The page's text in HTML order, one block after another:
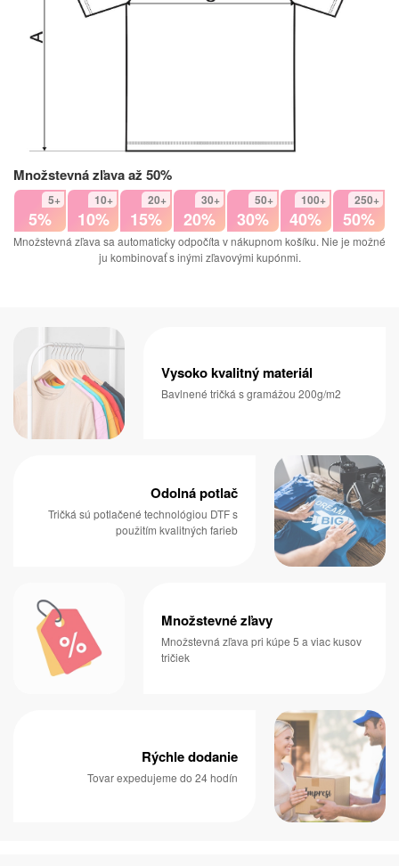
Množstevná zľava až 50%
5+
5%
10+
10%
20+
15%
30+
20%
50+
30%
100+
40%
250+
50%
Množstevná zľava sa automaticky odpočíta v nákupnom košíku. Nie je možné
ju kombinovať s inými zľavovými kupónmi.
Vysoko kvalitný materiál
Bavlnené tričká s gramážou 200g/m2
Odolná potlač
Tričká sú potlačené technológiou DTF s
použitím kvalitných farieb
Množstevné zľavy
Množstevná zľava pri kúpe 5 a viac kusov
tričiek
Rýchle dodanie
Tovar expedujeme do 24 hodín